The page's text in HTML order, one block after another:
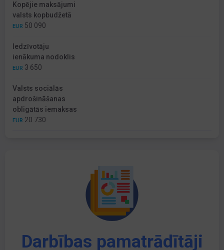
Kopējie maksājumi
valsts kopbudžetā
EUR 50 090
Iedzīvotāju
ienākuma nodoklis
EUR 3 650
Valsts sociālās
apdrošināšanas
obligātās iemaksas
EUR 20 730
Darbības pamatrādītāji